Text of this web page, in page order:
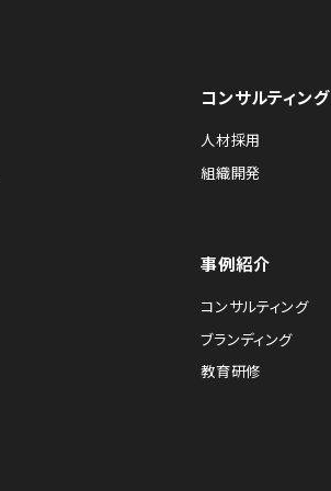
コンサルティング
人材採用
組織開発
事例紹介
コンサルティング
ブランディング
教育研修